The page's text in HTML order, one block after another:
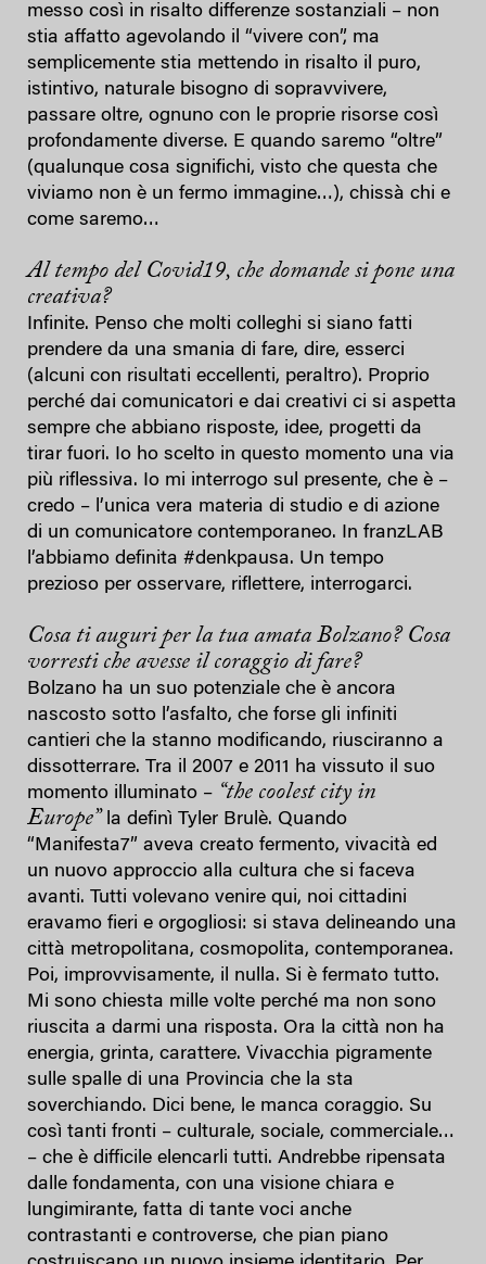
messo così in risalto differenze sostanziali – non
stia affatto agevolando il “vivere con”, ma
semplicemente stia mettendo in risalto il puro,
istintivo, naturale bisogno di sopravvivere,
passare oltre, ognuno con le proprie risorse così
profondamente diverse. E quando saremo “oltre”
(qualunque cosa significhi, visto che questa che
viviamo non è un fermo immagine…), chissà chi e
come saremo…
Al tempo del Covid19, che domande si pone una
creativa?
Infinite. Penso che molti colleghi si siano fatti
prendere da una smania di fare, dire, esserci
(alcuni con risultati eccellenti, peraltro). Proprio
perché dai comunicatori e dai creativi ci si aspetta
sempre che abbiano risposte, idee, progetti da
tirar fuori. Io ho scelto in questo momento una via
più riflessiva. Io mi interrogo sul presente, che è –
credo – l’unica vera materia di studio e di azione
di un comunicatore contemporaneo. In franzLAB
l’abbiamo definita #denkpausa. Un tempo
prezioso per osservare, riflettere, interrogarci.
Cosa ti auguri per la tua amata Bolzano? Cosa
vorresti che avesse il coraggio di fare?
Bolzano ha un suo potenziale che è ancora
nascosto sotto l’asfalto, che forse gli infiniti
cantieri che la stanno modificando, riusciranno a
dissotterrare. Tra il 2007 e 2011 ha vissuto il suo
momento illuminato – “the coolest city in
Europe” la definì Tyler Brulè. Quando
“Manifesta7” aveva creato fermento, vivacità ed
un nuovo approccio alla cultura che si faceva
avanti. Tutti volevano venire qui, noi cittadini
eravamo fieri e orgogliosi: si stava delineando una
città metropolitana, cosmopolita, contemporanea.
Poi, improvvisamente, il nulla. Si è fermato tutto.
Mi sono chiesta mille volte perché ma non sono
riuscita a darmi una risposta. Ora la città non ha
energia, grinta, carattere. Vivacchia pigramente
sulle spalle di una Provincia che la sta
soverchiando. Dici bene, le manca coraggio. Su
così tanti fronti – culturale, sociale, commerciale…
– che è difficile elencarli tutti. Andrebbe ripensata
dalle fondamenta, con una visione chiara e
lungimirante, fatta di tante voci anche
contrastanti e controverse, che pian piano